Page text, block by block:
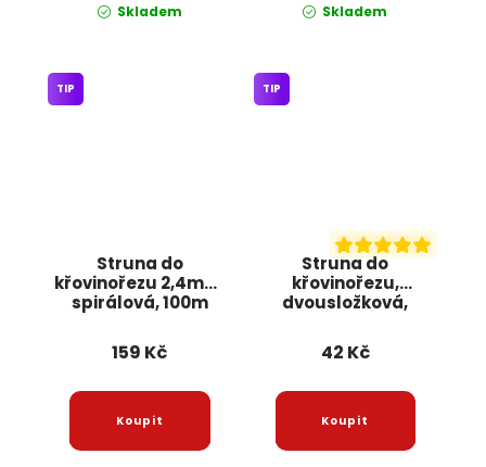
Skladem Skladem
Struna do
křovinořezu 2,4mm,
spirálová, 100m
TIP
159 Kč
Struna do
křovinořezu,
dvousložková,
JIPOS
TIP
42 Kč